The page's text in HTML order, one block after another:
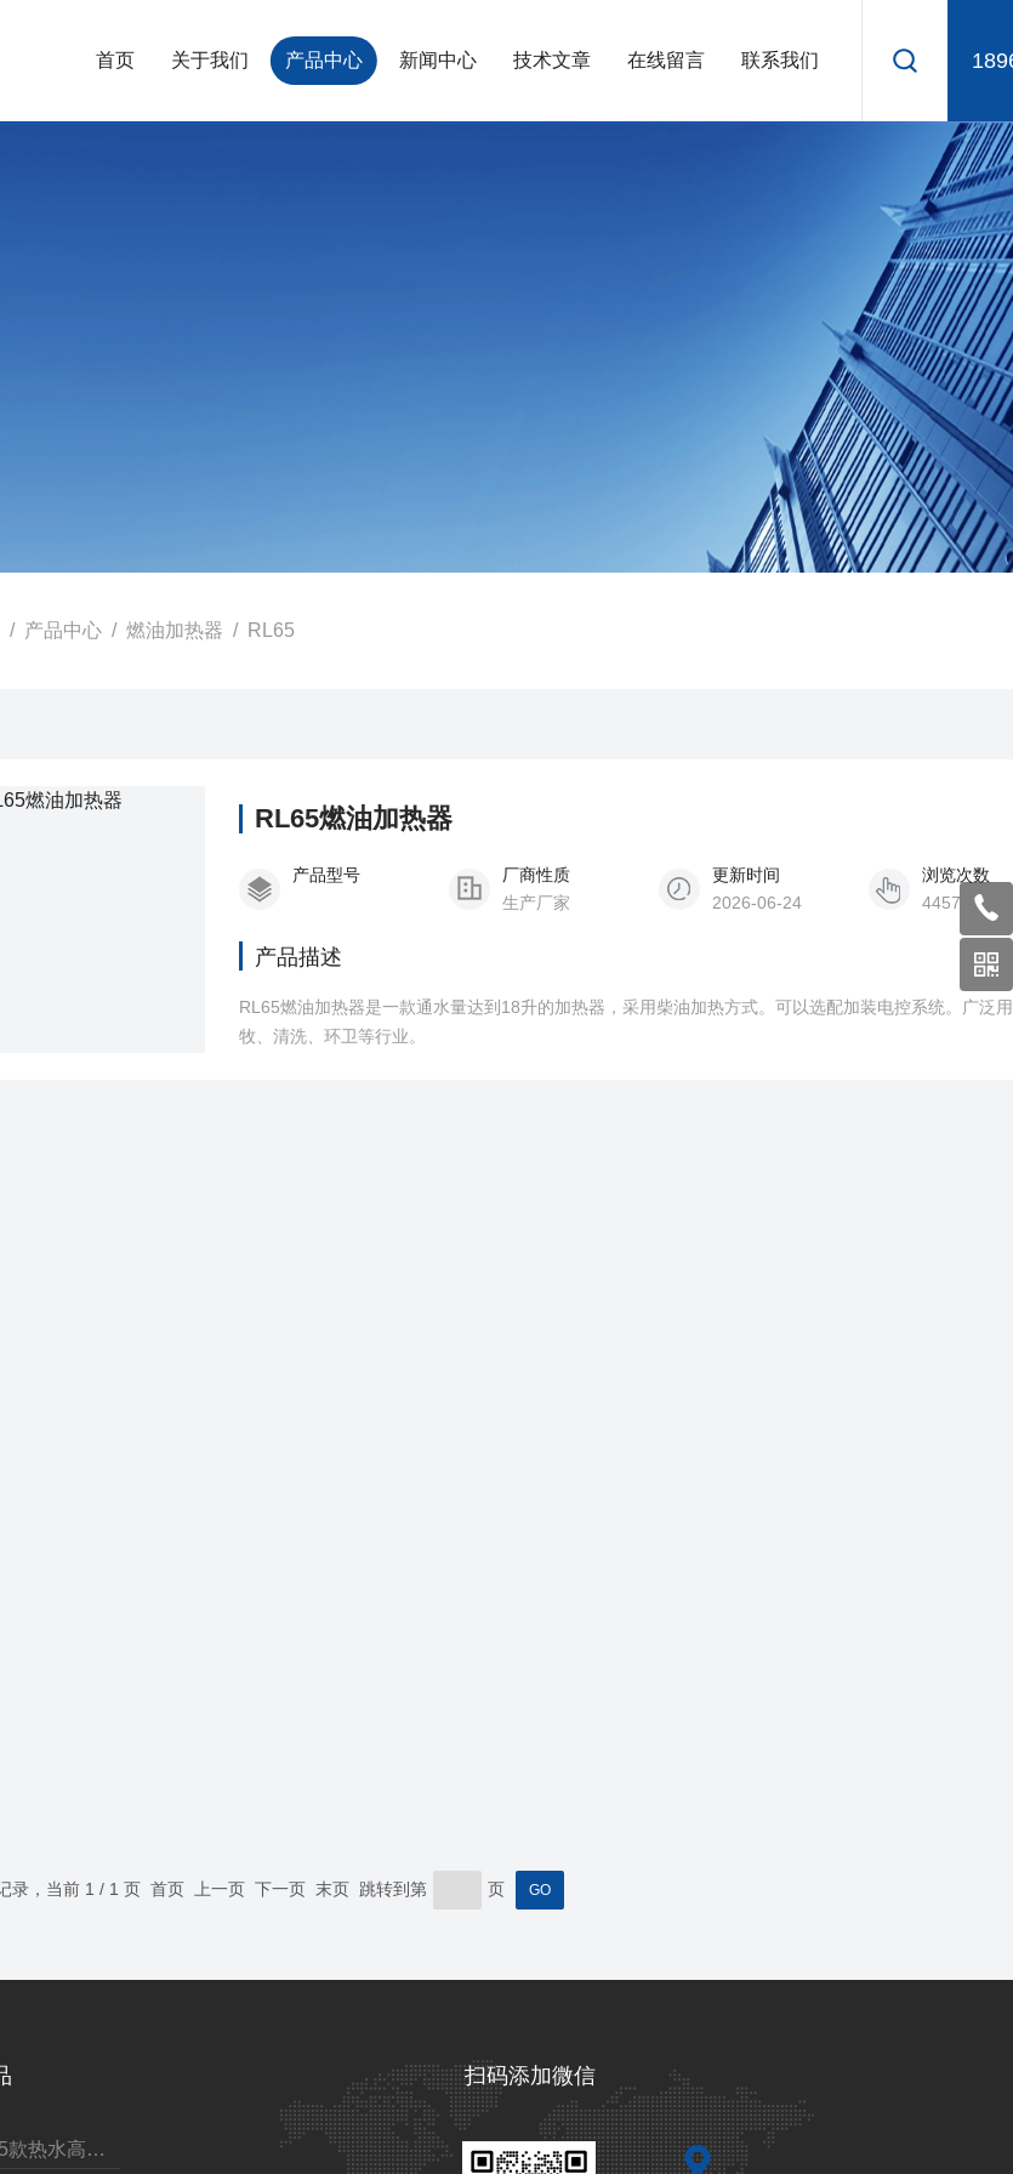
首页 关于我们 产品中心 新闻中心 技术文章 在线留言 联系我们
/ 产品中心 / 燃油加热器 / RL65
RL65燃油加热器
产品型号
厂商性质
生产厂家
更新时间
2026-06-24
浏览次数
4457
产品描述
RL65燃油加热器是一款通水量达到18升的加热器，采用柴油加热方式。可以选配加装电控系统。广泛
牧、清洗、环卫等行业。
录，当前 1 / 1 页 首页 上一页 下一页 末页 跳转到第 页
GMSR2515款热水高压清洗机
扫码添加微信